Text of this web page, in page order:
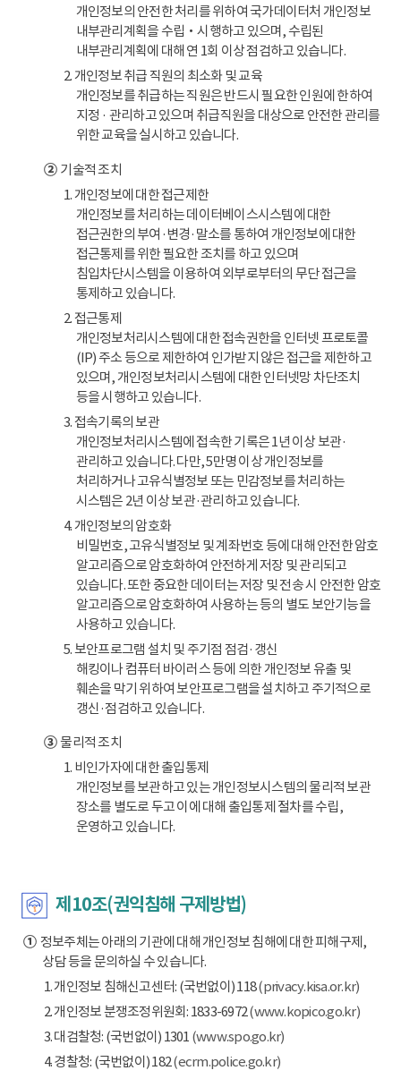
개인정보의 안전한 처리를 위하여 국가데이터처 개인정보
내부관리계획을 수립‧시행하고 있으며, 수립된
내부관리계획에 대해 연 1회 이상 점검하고 있습니다.
2. 개인정보 취급 직원의 최소화 및 교육
개인정보를 취급하는 직원은 반드시 필요한 인원에 한하여
지정 · 관리하고 있으며 취급직원을 대상으로 안전한 관리를
위한 교육을 실시하고 있습니다.
②기술적 조치
1. 개인정보에 대한 접근제한
개인정보를 처리하는 데이터베이스시스템에 대한
접근권한의 부여·변경·말소를 통하여 개인정보에 대한
접근통제를 위한 필요한 조치를 하고 있으며
침입차단시스템을 이용하여 외부로부터의 무단 접근을
통제하고 있습니다.
2. 접근통제
개인정보처리시스템에 대한 접속권한을 인터넷 프로토콜
(IP) 주소 등으로 제한하여 인가받지 않은 접근을 제한하고
있으며, 개인정보처리시스템에 대한 인터넷망 차단조치
등을 시행하고 있습니다.
3. 접속기록의 보관
개인정보처리시스템에 접속한 기록은 1년 이상 보관·
관리하고 있습니다. 다만, 5만명 이상 개인정보를
처리하거나 고유식별정보 또는 민감정보를 처리하는
시스템은 2년 이상 보관·관리하고 있습니다.
4. 개인정보의 암호화
비밀번호, 고유식별정보 및 계좌번호 등에 대해 안전한 암호
알고리즘으로 암호화하여 안전하게 저장 및 관리되고
있습니다. 또한 중요한 데이터는 저장 및 전송 시 안전한 암호
알고리즘으로 암호화하여 사용하는 등의 별도 보안기능을
사용하고 있습니다.
5. 보안프로그램 설치 및 주기점 점검·갱신
해킹이나 컴퓨터 바이러스 등에 의한 개인정보 유출 및
훼손을 막기 위하여 보안프로그램을 설치하고 주기적으로
갱신·점검하고 있습니다.
③물리적 조치
1. 비인가자에 대한 출입통제
개인정보를 보관하고 있는 개인정보시스템의 물리적 보관
장소를 별도로 두고 이에 대해 출입통제 절차를 수립,
운영하고 있습니다.
제10조(권익침해 구제방법)
①정보주체는 아래의 기관에 대해 개인정보 침해에 대한 피해구제,
상담 등을 문의하실 수 있습니다.
1. 개인정보 침해신고센터: (국번없이) 118(privacy.kisa.or.kr)
2. 개인정보 분쟁조정위원회: 1833-6972(www.kopico.go.kr)
3. 대검찰청: (국번없이) 1301 (www.spo.go.kr)
4. 경찰청: (국번없이) 182(ecrm.police.go.kr)